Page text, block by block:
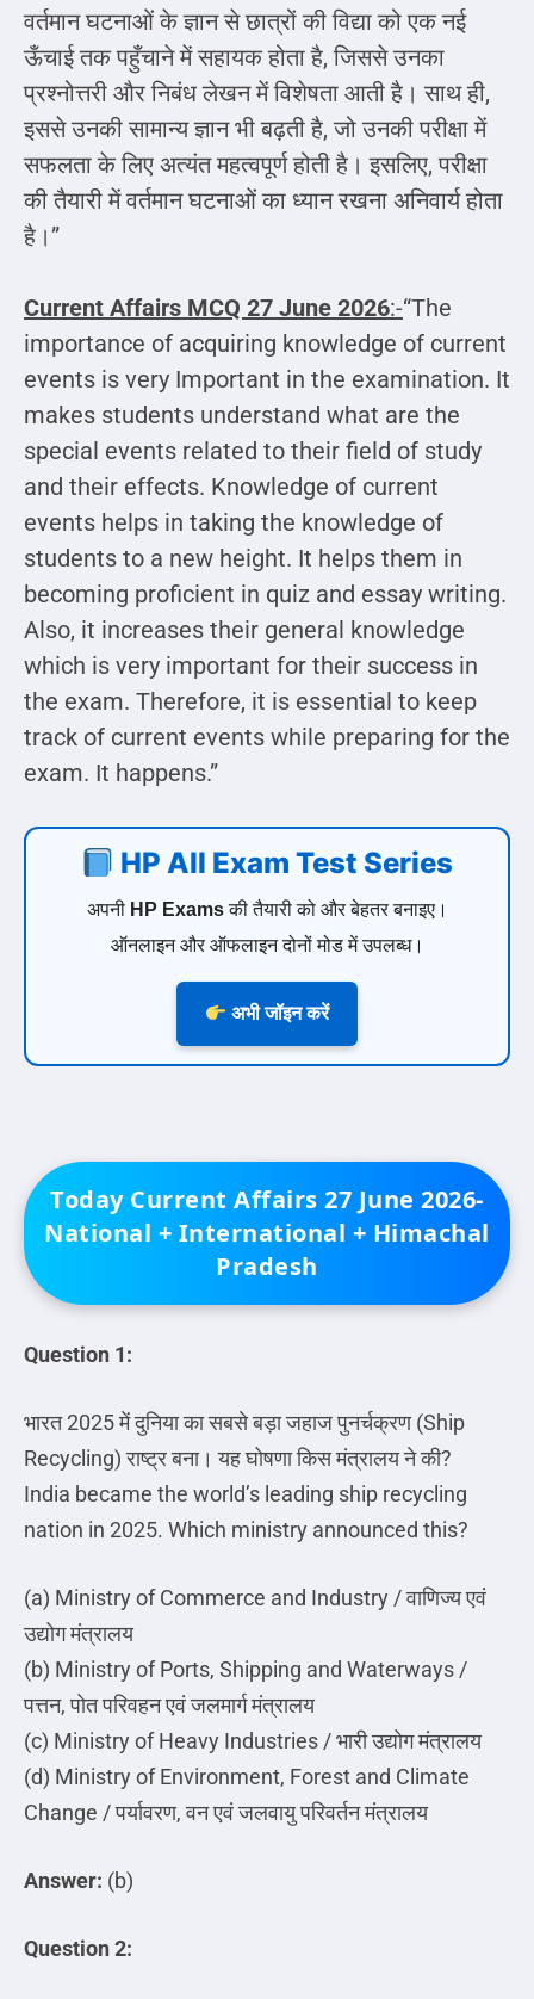
वर्तमान घटनाओं के ज्ञान से छात्रों की विद्या को एक नई
ऊँचाई तक पहुँचाने में सहायक होता है, जिससे उनका
प्रश्नोत्तरी और निबंध लेखन में विशेषता आती है। साथ ही,
इससे उनकी सामान्य ज्ञान भी बढ़ती है, जो उनकी परीक्षा में
सफलता के लिए अत्यंत महत्वपूर्ण होती है। इसलिए, परीक्षा
की तैयारी में वर्तमान घटनाओं का ध्यान रखना अनिवार्य होता
है।”
Current Affairs MCQ 27 June 2026:-“The
importance of acquiring knowledge of current
events is very Important in the examination. It
makes students understand what are the
special events related to their field of study
and their effects. Knowledge of current
events helps in taking the knowledge of
students to a new height. It helps them in
becoming proficient in quiz and essay writing.
Also, it increases their general knowledge
which is very important for their success in
the exam. Therefore, it is essential to keep
track of current events while preparing for the
exam. It happens.”
HP All Exam Test Series
अपनी HP Examsकी तैयारी को और बेहतर बनाइए।
ऑनलाइन और ऑफलाइन दोनों मोड में उपलब्ध।
अभी जॉइन करें
Today Current Affairs 27 June 2026-
National + International + Himachal
Pradesh
Question 1:
भारत2025मेंदुनियाकासबसेबड़ाजहाजपुनर्चक्रण (Ship
Recycling)राष्ट्रबना। यहघोषणाकिसमंत्रालयनेकी?
India became the world’s leading ship recycling
nation in 2025. Which ministry announced this?
(a) Ministry of Commerce and Industry /वाणिज्यएवं
उद्योगमंत्रालय
(b) Ministry of Ports, Shipping and Waterways /
पत्तन,पोतपरिवहनएवंजलमार्गमंत्रालय
(c) Ministry of Heavy Industries /भारीउद्योगमंत्रालय
(d) Ministry of Environment, Forest and Climate
Change /पर्यावरण,वनएवंजलवायुपरिवर्तनमंत्रालय
Answer: (b)
Question 2: